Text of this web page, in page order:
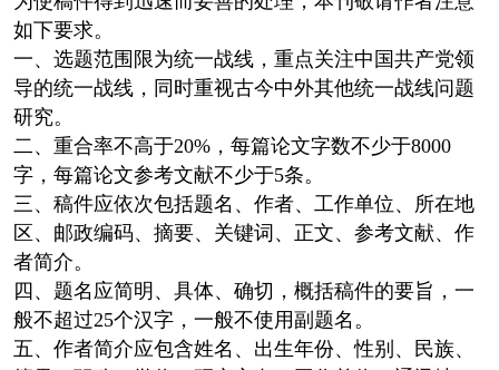
如下要求。
一、选题范围限为统一战线，重点关注中国共产党领
导的统一战线，同时重视古今中外其他统一战线问题
研究。
二、重合率不高于20%，每篇论文字数不少于8000
字，每篇论文参考文献不少于5条。
三、稿件应依次包括题名、作者、工作单位、所在地
区、邮政编码、摘要、关键词、正文、参考文献、作
者简介。
四、题名应简明、具体、确切，概括稿件的要旨，一
般不超过25个汉字，一般不使用副题名。
五、作者简介应包含姓名、出生年份、性别、民族、